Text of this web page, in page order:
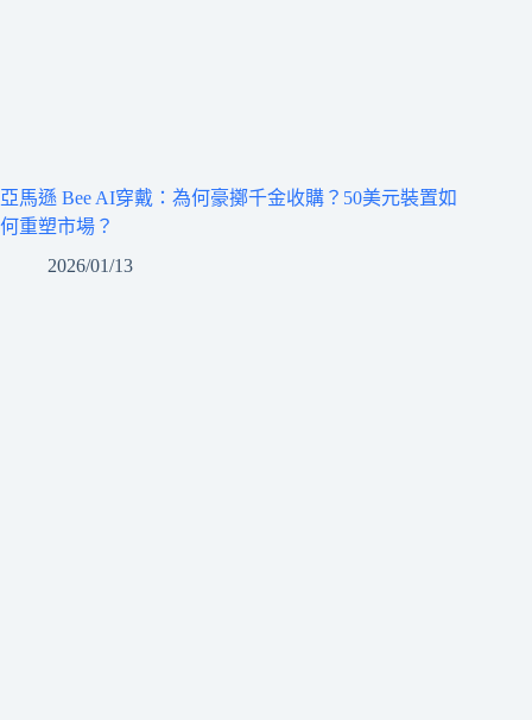
亞馬遜 Bee AI穿戴：為何豪擲千金收購？50美元裝置如
何重塑市場？
2026/01/13